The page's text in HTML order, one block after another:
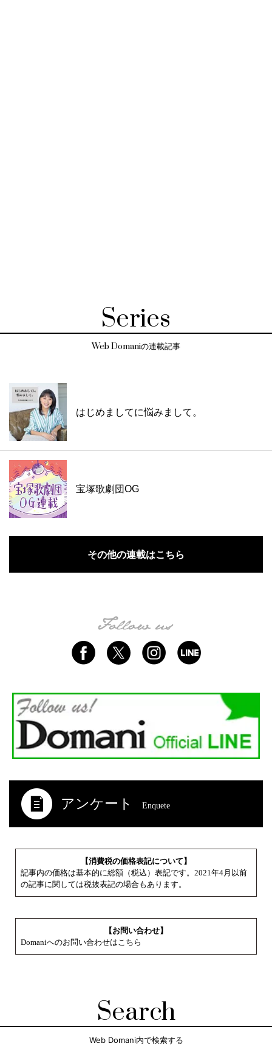
Series
Web Domaniの連載記事
はじめましてに悩みまして。
宝塚歌劇団OG
その他の連載はこちら
アンケート Enquete
【消費税の価格表記について】
記事内の価格は基本的に総額（税込）表記です。2021年4月以前
の記事に関しては税抜表記の場合もあります。
【お問い合わせ】
Domaniへのお問い合わせはこちら
Search
Web Domani内で検索する